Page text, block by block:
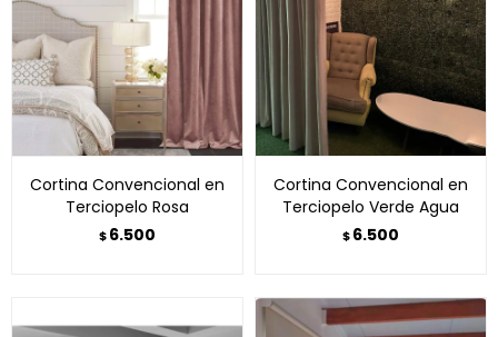
Cortina Convencional en
Terciopelo Rosa
$6.500
Cortina Convencional en
Terciopelo Verde Agua
$6.500